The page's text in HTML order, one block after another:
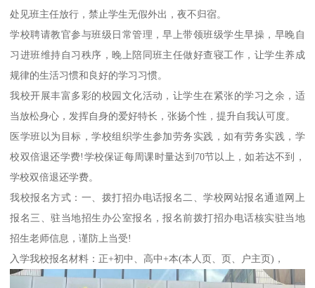
处见班主任放行，禁止学生无假外出，夜不归宿。
学校聘请教官参与班级日常管理，早上带领班级学生早操，早晚自
习进班维持自习秩序，晚上陪同班主任做好查寝工作，让学生养成
规律的生活习惯和良好的学习习惯。
我校开展丰富多彩的校园文化活动，让学生在紧张的学习之余，适
当放松身心，发挥自身的爱好特长，张扬个性，提升自我认可度。
医学班以为目标，学校组织学生参加劳务实践，如有劳务实践，学
校双倍退还学费!学校保证每周课时量达到70节以上，如若达不到，
学校双倍退还学费。
我校报名方式：一、拨打招办电话报名二、学校网站报名通道网上
报名三、驻当地招生办公室报名，报名前拨打招办电话核实驻当地
招生老师信息，谨防上当受!
入学我校报名材料：正+初中、高中+本(本人页、页、户主页)，